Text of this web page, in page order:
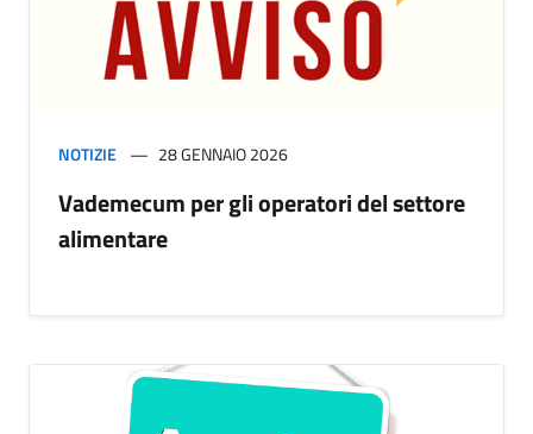
NOTIZIE 28 GENNAIO 2026
Vademecum per gli operatori del settore
alimentare